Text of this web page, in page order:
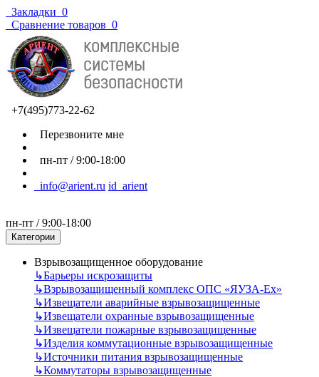
Закладки 0
Сравнение товаров 0
+7(495)773-22-62
Перезвоните мне
пн-пт / 9:00-18:00
info@arient.ru id_arient
пн-пт / 9:00-18:00
Категории
Взрывозащищенное оборудование
↳Барьеры искрозащиты
↳Взрывозащищенный комплекс ОПС «ЯУЗА-Ех»
↳Извещатели аварийные взрывозащищенные
↳Извещатели охранные взрывозащищенные
↳Извещатели пожарные взрывозащищенные
↳Изделия коммутационные взрывозащищенные
↳Источники питания взрывозащищенные
↳Коммутаторы взрывозащищенные